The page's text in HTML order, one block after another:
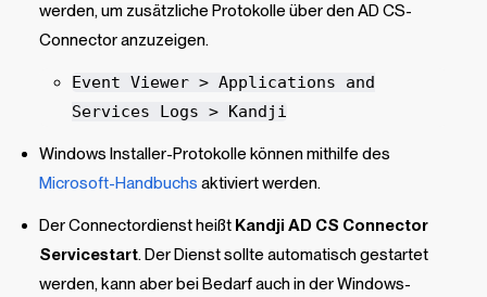
werden, um zusätzliche Protokolle über den AD CS-
Connector anzuzeigen.
Event Viewer > Applications and
Services Logs >
Kandji
Windows Installer-Protokolle können mithilfe des
Microsoft-Handbuchs aktiviert werden.
Der Connectordienst heißt KandjiAD CS Connector
Servicestart. Der Dienst sollte automatisch gestartet
werden, kann aber bei Bedarf auch in der Windows-